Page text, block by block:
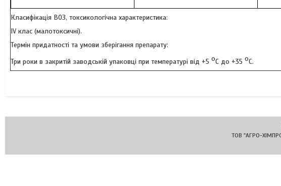
Класифікація ВОЗ, токсикологічна характеристика:
IV клас (малотоксичні).
Термін придатності та умови зберігання препарату:
Три роки в закритій заводській упаковці при температурі від +5 оС до +35 оС.